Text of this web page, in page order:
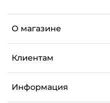
О магазине
Клиентам
Информация